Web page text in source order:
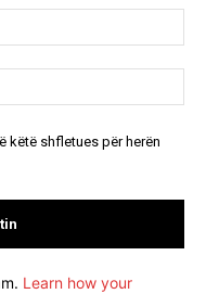
këtë shfletues për herën
Learn how your